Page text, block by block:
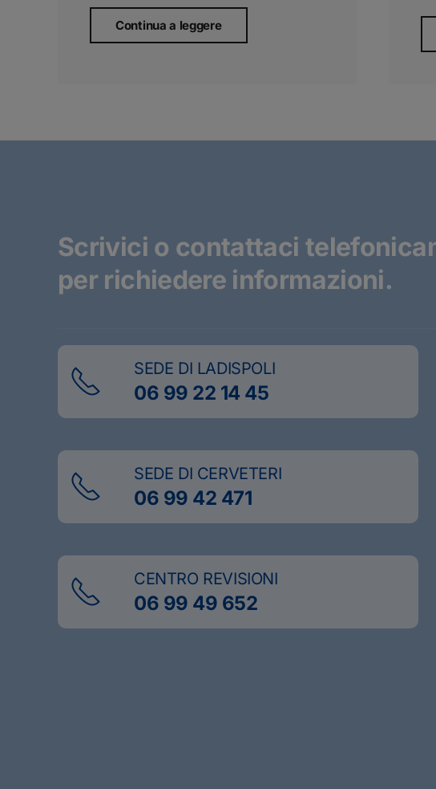
Continua a leggere
Scrivici o contattaci
per richiedere informazioni.
SEDE DI LADISPOLI
06 99 22 14 45
SEDE DI CERVETERI
06 99 42 471
CENTRO REVISIONI
06 99 49 652